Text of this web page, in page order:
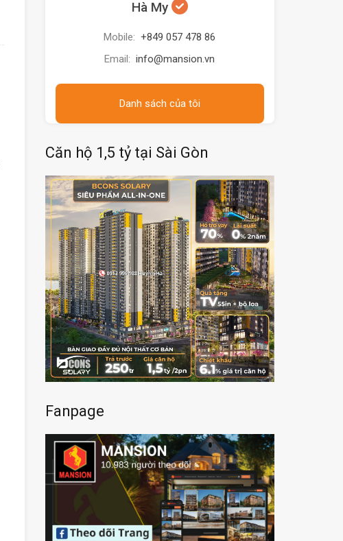
Hà My
Mobile: +849 057 478 86
Email: info@mansion.vn
Danh sách của tôi
Căn hộ 1,5 tỷ tại Sài Gòn
Fanpage